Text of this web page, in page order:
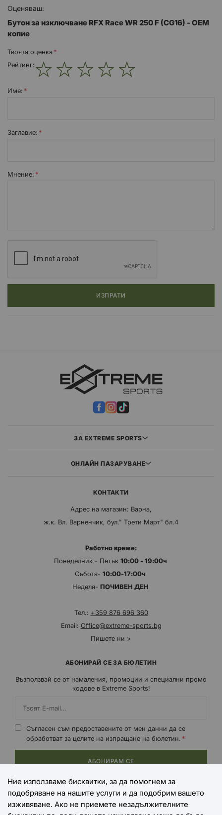
Започнете като демонтирате предната регистрационна
табела.
Внимателно прережете кабелните връзки, които придържат
след което развийте скобите и ги оставете да висят надолу.
Намерете съединителя за превключвателя на мотоциклета,
който често се намира близо до главината на шасито, но
Откачете съединителя и извадете превключвателя, като
Свободно закрепете новия превключвател на кормилото в
Проверете всички свободни заплати в проводниците, като
Оценяваш:
Бутон за изключване RFX Race WR 250 F (CG16) - OEM
копие
Твоята оценка
Рейтинг:
Име:
Заглавиe:
Мнение:
ИЗПРАТИ
ЗА EXTREME SPORTS
ОНЛАЙН ПАЗАРУВАНЕ
КОНТАКТИ
Адрес на магазин: Варна,
ж.к. Вл. Варненчик, бул." Трети Март" бл.4
Работно време:
Понеделник - Петък 10:00 - 19:00ч
Събота- 10:00-17:00ч
Неделя- ПОЧИВЕН ДЕН
Тел.: +359 876 696 360
Email: Office@extreme-sports.bg
Пишете ни >
АБОНИРАЙ СЕ ЗА БЮЛЕТИН
Възползвай се от намаления, промоции и специални промо
кодове в Extreme Sports!
Съгласен съм предоставените от мен данни да се
обработват за целите на изпращане на бюлетин.
АБОНИРАМ СЕ
НАЧИНИ НА ПЛАЩАНЕ
Ние използваме бисквитки, за да помогнем за
подобряване на нашите услуги и да подобрим вашето
изживяване. Ако не приемете незадължителните